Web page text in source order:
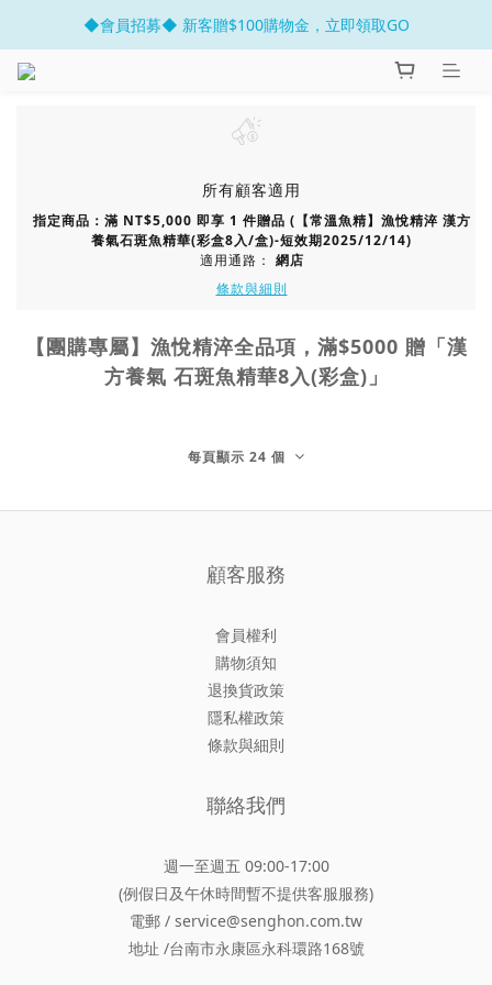
官網開幕慶 滿千折百!!
◆會員招募◆ 新客贈$100購物金，立即領取GO
官網開幕慶 滿千折百!!
所有顧客適用
指定商品：滿 NT$5,000 即享 1 件贈品 (【常溫魚精】漁悅精淬 漢方
養氣石斑魚精華(彩盒8入/盒)-短效期2025/12/14)
適用通路： 網店
條款與細則
【團購專屬】漁悅精淬全品項，滿$5000 贈「漢
方養氣 石斑魚精華8入(彩盒)」
每頁顯示 24 個
顧客服務
會員權利
購物須知
退換貨政策
隱私權政策
條款與細則
聯絡我們
週一至週五 09:00-17:00
(例假日及午休時間暫不提供客服服務)
電郵 / service@senghon.com.tw
地址 /台南市永康區永科環路168號